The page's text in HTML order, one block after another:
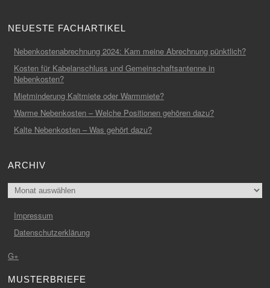
NEUESTE FACHARTIKEL
Nebenkostenabrechnung 2024: Kam meine Abrechnung pünktlich?
Kosten für Kabelanschluss und Gemeinschaftsantenne in
Nebenkosten?
Mietminderung Kaltmiete oder Warmmiete?
Warme Nebenkosten – Welche Positionen gehören dazu?
Kalte Nebenkosten – Was gehört dazu?
ARCHIV
Archiv
Impressum
Datenschutzerklärung
G+
MUSTERBRIEFE